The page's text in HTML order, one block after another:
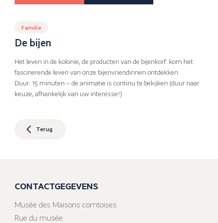
Familie
De bijen
Het leven in de kolonie, de producten van de bijenkorf: kom het
fascinerende leven van onze bijenvriendinnen ontdekken.
Duur: 15 minuten – de animatie is continu te bekijken (duur naar
keuze, afhankelijk van uw interesse!)
Terug
CONTACTGEGEVENS
Musée des Maisons comtoises
Rue du musée